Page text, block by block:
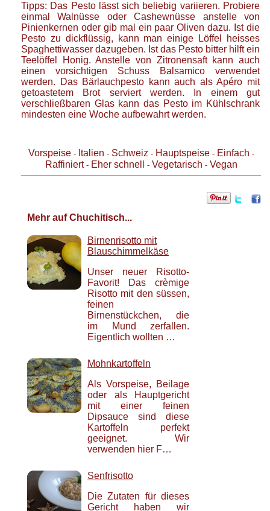
Tipps: Das Pesto lässt sich beliebig variieren. Probiere
einmal Walnüsse oder Cashewnüsse anstelle von
Pinienkernen oder gib mal ein paar Oliven dazu. Ist die
Pesto zu dickflüssig, kann man einige Löffel heisses
Spaghettiwasser dazugeben. Ist das Pesto bitter hilft ein
Teelöffel Honig. Anstelle von Zitronensaft kann auch
einen vorsichtigen Schuss Balsamico verwendet
werden. Das Bärlauchpesto kann auch als Apéro mit
getoastetem Brot serviert werden. In einem gut
verschließbaren Glas kann das Pesto im Kühlschrank
mindesten eine Woche aufbewahrt werden.
Vorspeise- Italien - Schweiz- Hauptspeise- Einfach -
Raffiniert- Eher schnell - Vegetarisch - Vegan
Mehr auf Chuchitisch...
Birnenrisotto mit
Blauschimmelkäse
Unser neuer Risotto-
Favorit! Das crèmige
Risotto mit den süssen,
feinen
Birnenstückchen, die
im Mund zerfallen.
Eigentlich wollten …
Mohnkartoffeln
Als Vorspeise, Beilage
oder als Hauptgericht
mit einer feinen
Dipsauce sind diese
Kartoffeln perfekt
geeignet. Wir
verwenden hier F…
Senfrisotto
Die Zutaten für dieses
Gericht haben wir